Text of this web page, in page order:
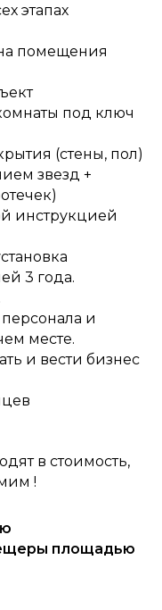
этапах
помещения
под ключ
(стены, пол)
звезд +
инструкцией
3 года.
и
месте.
и вести бизнес
в стоимость,
!
площадью